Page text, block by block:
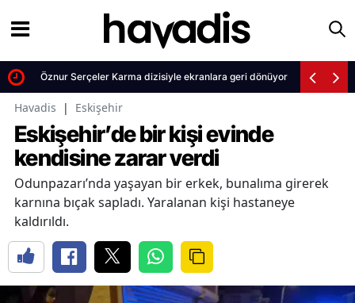
Öznur Serçeler Karma dizisiyle ekranlara geri dönüyor
Havadis | Eskişehir
Eskişehir’de bir kişi evinde
kendisine zarar verdi
Odunpazarı’nda yaşayan bir erkek, bunalıma girerek
karnına bıçak sapladı. Yaralanan kişi hastaneye
kaldırıldı.